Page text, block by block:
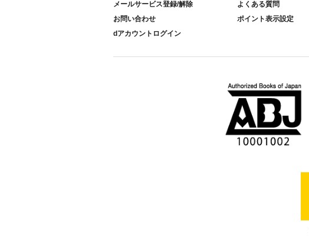
メールサービス登録/解除
よくある質問
お問い合わせ
ポイント表示設定
dアカウントログイン